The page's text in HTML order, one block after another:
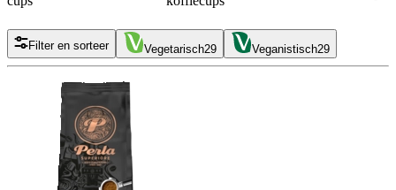
Filter en sorteer Vegetarisch29 Veganistisch29